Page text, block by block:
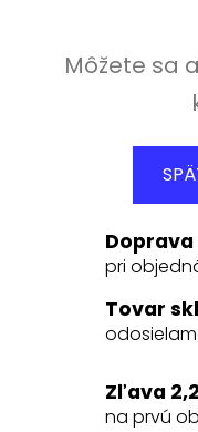
Môžete sa
pri
Tovar
Zľava
na prvú